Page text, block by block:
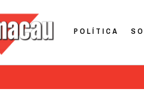
POLÍTICA